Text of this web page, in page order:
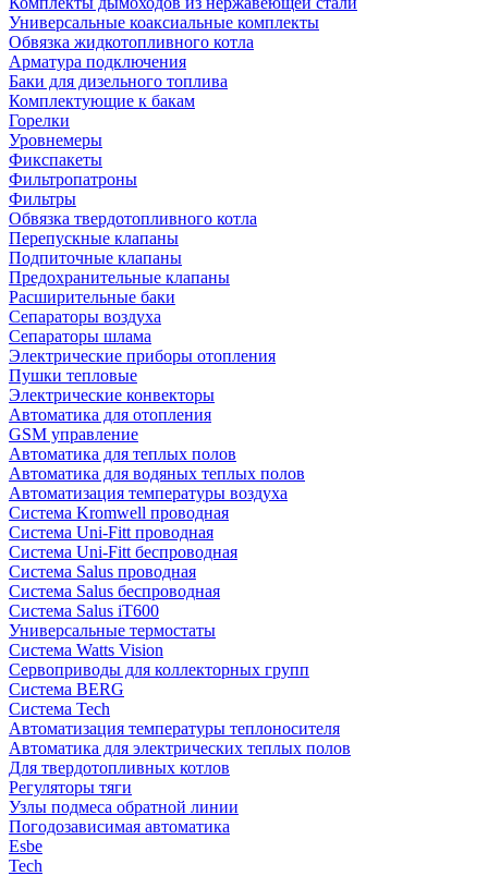
Универсальные коаксиальные комплекты
Обвязка жидкотопливного котла
Арматура подключения
Баки для дизельного топлива
Комплектующие к бакам
Горелки
Уровнемеры
Фикспакеты
Фильтропатроны
Фильтры
Обвязка твердотопливного котла
Перепускные клапаны
Подпиточные клапаны
Предохранительные клапаны
Расширительные баки
Сепараторы воздуха
Сепараторы шлама
Электрические приборы отопления
Пушки тепловые
Электрические конвекторы
Автоматика для отопления
GSM управление
Автоматика для теплых полов
Автоматика для водяных теплых полов
Автоматизация температуры воздуха
Система Kromwell проводная
Система Uni-Fitt проводная
Система Uni-Fitt беспроводная
Система Salus проводная
Система Salus беспроводная
Система Salus iT600
Универсальные термостаты
Система Watts Vision
Сервоприводы для коллекторных групп
Система BERG
Система Tech
Автоматизация температуры теплоносителя
Автоматика для электрических теплых полов
Для твердотопливных котлов
Регуляторы тяги
Узлы подмеса обратной линии
Погодозависимая автоматика
Esbe
Tech